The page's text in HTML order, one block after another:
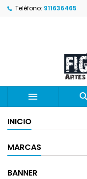
Teléfono: 911636465

INICIO
MARCAS
BANNER